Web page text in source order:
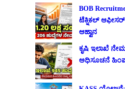
BOB
ಟೆಕ್ನಿಕಲ್
ಆಹ್ವಾನ
ಕೃಷಿ ಇಲಾಖೆ
ಅಧಿಸೂಚನೆ